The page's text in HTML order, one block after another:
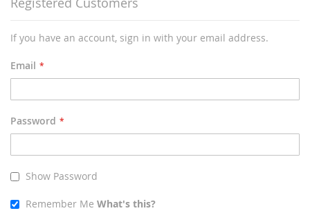
If you have an account, sign in with your email address.
Email
Password
Show Password
Remember Me What's this?